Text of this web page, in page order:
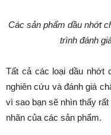
Các sản phẩm dầu nhớt
trình đánh
Tất cả các loại dầu nhớt
nghiên cứu và đánh giá
vì sao bạn sẽ nhìn thấy rất
nhãn của các sản phẩm.